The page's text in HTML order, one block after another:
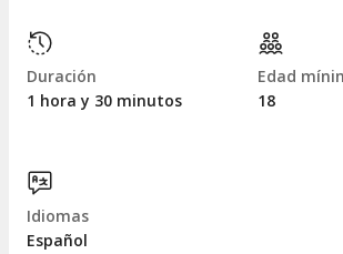
Duración
1 hora y 30 minutos
Edad
18
Idiomas
Español